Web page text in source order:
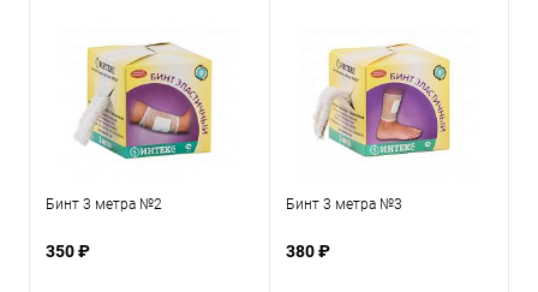
Бинт 3 метра №2
350 ₽
Бинт 3 метра №3
380 ₽